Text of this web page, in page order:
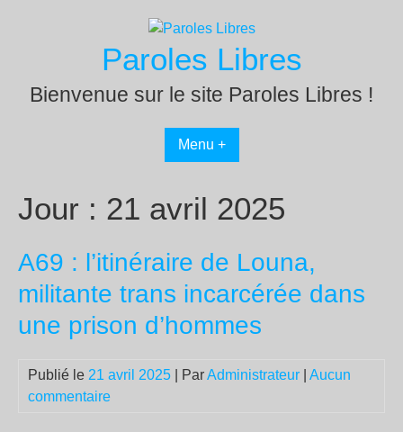
Paroles Libres
Bienvenue sur le site Paroles Libres !
Menu +
Jour : 21 avril 2025
A69 : l’itinéraire de Louna,
militante trans incarcérée dans
une prison d’hommes
Publié le 21 avril 2025 | ParAdministrateur
Aucun
commentaire